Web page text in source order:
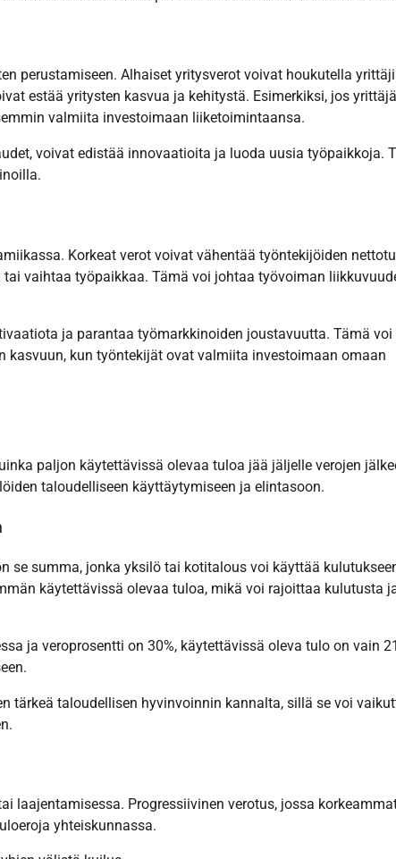
perustamiseen. Alhaiset yritysverot voivat houkutella
estää yritysten kasvua ja kehitystä. Esimerkiksi, jos
valmiita investoimaan liiketoimintaansa.
voivat edistää innovaatioita ja luoda uusia työpaikkoja.
Korkeat verot voivat vähentää työntekijöiden
vaihtaa työpaikkaa. Tämä voi johtaa työvoiman
ja parantaa työmarkkinoiden joustavuutta. Tämä voi
kun työntekijät ovat valmiita investoimaan omaan
paljon käytettävissä olevaa tuloa jää jäljelle verojen
taloudelliseen käyttäytymiseen ja elintasoon.
se summa, jonka yksilö tai kotitalous voi käyttää
käytettävissä olevaa tuloa, mikä voi rajoittaa kulutusta
ja veroprosentti on 30%, käytettävissä oleva tulo on vain
tärkeä taloudellisen hyvinvoinnin kannalta, sillä se voi
laajentamisessa. Progressiivinen verotus, jossa
yhteiskunnassa.